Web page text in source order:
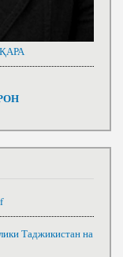
Таджикистан на